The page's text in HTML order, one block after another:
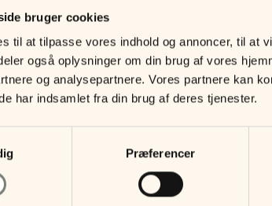
bruger cookies
til at tilpasse vores indhold og annoncer, til at
også oplysninger om din brug af vores
og analysepartnere. Vores partnere kan
har indsamlet fra din brug af deres tjenester.
Præferencer